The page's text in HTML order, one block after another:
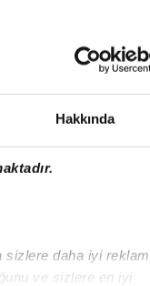
Hakkında
sizlere daha iyi reklam
ve sizlere en iyi